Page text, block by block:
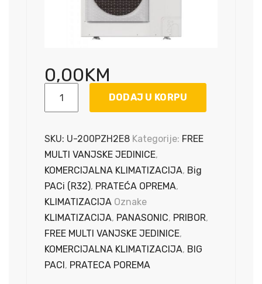
0,00KM
Vanjska
Jedinica
/
380
VAC
/
20
kW
količina
DODAJ U KORPU
SKU: U-200PZH2E8 Kategorije: FREE
MULTI VANJSKE JEDINICE,
KOMERCIJALNA KLIMATIZACIJA, Big
PACi (R32), PRATEĆA OPREMA,
KLIMATIZACIJA Oznake
KLIMATIZACIJA, PANASONIC, PRIBOR,
FREE MULTI VANJSKE JEDINICE,
KOMERCIJALNA KLIMATIZACIJA, BIG
PACI, PRATECA POREMA